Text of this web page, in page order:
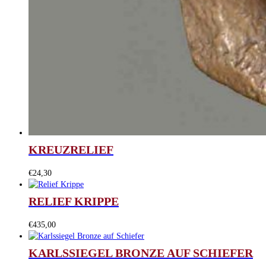
KREUZRELIEF
€24,30
RELIEF KRIPPE
€435,00
KARLSSIEGEL BRONZE AUF SCHIEFER